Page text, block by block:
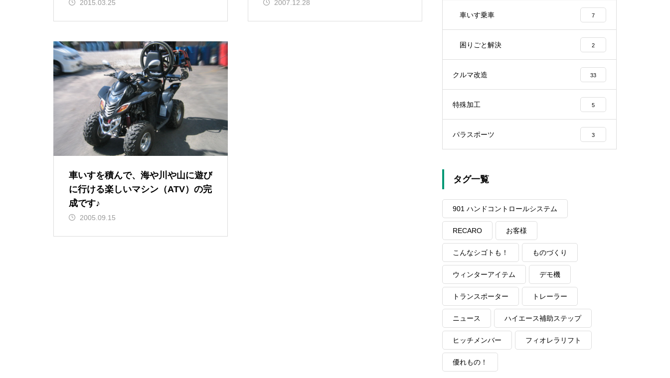
2015.03.25 2007.12.28
車いすを積んで、海や川や山に遊び
に行ける楽しいマシン（ATV）の完
成です♪
2005.09.15
車いす乗車 7
困りごと解決 2
クルマ改造 33
特殊加工 5
パラスポーツ 3
タグ一覧
901 ハンドコントロールシステム
RECARO お客様
こんなシゴトも！ ものづくり
ウィンターアイテム デモ機
トランスポーター トレーラー
ニュース ハイエース補助ステップ
ヒッチメンバー フィオレラリフト
優れもの！